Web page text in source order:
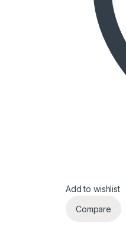
Add to wishlist
Compare